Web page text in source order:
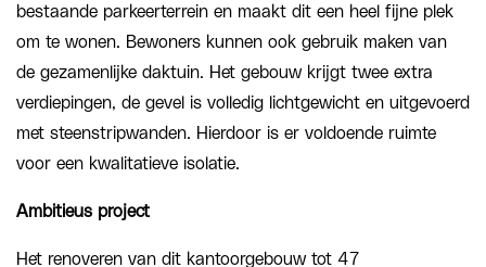
bestaande parkeerterrein en maakt dit een heel fijne plek
om te wonen. Bewoners kunnen ook gebruik maken van
de gezamenlijke daktuin. Het gebouw krijgt twee extra
verdiepingen, de gevel is volledig lichtgewicht en uitgevoerd
met steenstripwanden. Hierdoor is er voldoende ruimte
voor een kwalitatieve isolatie.
Ambitieus project
Het renoveren van dit kantoorgebouw tot 47